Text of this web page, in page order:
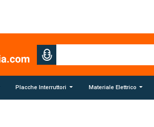
Placche Interruttori Materiale Elettrico